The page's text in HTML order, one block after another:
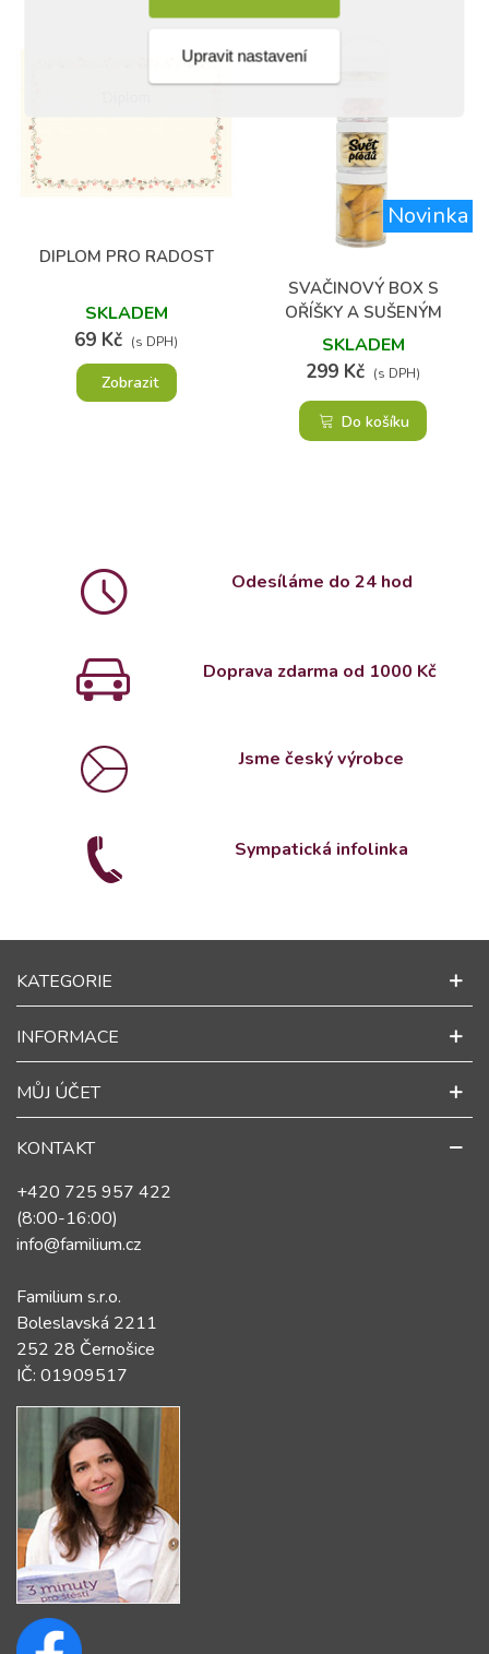
Upravit nastavení
DIPLOM PRO RADOST
SKLADEM
69 Kč (s DPH)
Zobrazit
Novinka
SVAČINOVÝ BOX S
OŘÍŠKY A SUŠENÝM
OVOCEM
SKLADEM
299 Kč (s DPH)
Do košíku
Odesíláme do 24 hod
Doprava zdarma od 1000 Kč
Jsme český výrobce
Sympatická infolinka
KATEGORIE
INFORMACE
MŮJ ÚČET
KONTAKT
+420 725 957 422
(8:00-16:00)
info@familium.cz
Familium s.r.o.
Boleslavská 2211
252 28 Černošice
IČ: 01909517